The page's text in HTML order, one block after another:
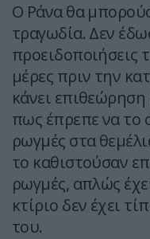
Ο Ράνα θα
τραγωδία. Δεν
προειδοποιήσεις
μέρες πριν την
κάνει επιθεώρηση
πως έπρεπε να το
ρωγμές στα
το καθιστούσαν
ρωγμές, απλώς
κτίριο δεν έχει
του.